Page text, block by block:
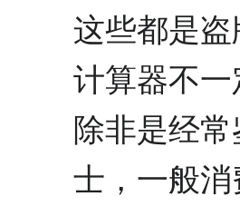
这些都是
计算器不
除非是经
士，一般